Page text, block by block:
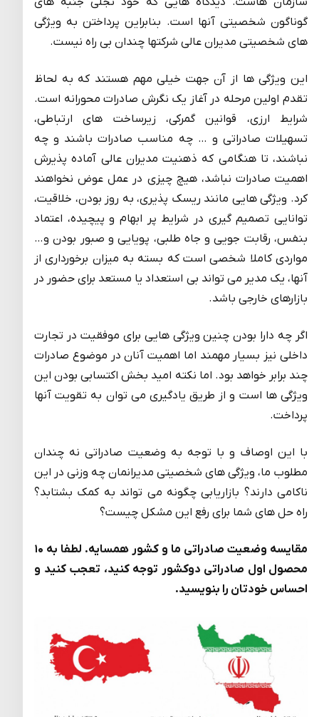
گوناگون شخصیتی آنها است. بنابراین پرداختن به ویژگی
های شخصیتی مدیران عالی شرکتها چندان بی راه نیست.
این ویژگی ها از آن جهت خیلی مهم هستند که به لحاظ
تقدم اولین مرحله در آغاز یک نگرش صادرات محورانه است.
شرایط ارزی، قوانین گمرکی، زیرساخت های ارتباطی،
تسهیلات صادراتی و … چه مناسب صادرات باشند و چه
نباشند، تا هنگامی که ذهنیت مدیران عالی آماده پذیرش
اهمیت صادرات نباشد، هیچ چیزی در عمل عوض نخواهند
کرد. ویژگی هایی مانند ریسک پذیری، به روز بودن، خلاقیت،
توانایی تصمیم گیری در شرایط پر ابهام و پیچیده، اعتماد
بنفس، رقابت جویی و جاه طلبی، پویایی و صبور بودن و…
مواردی کاملا شخصی است که بسته به میزان برخورداری از
آنها، یک مدیر می تواند بی استعداد یا مستعد برای حضور در
بازارهای خارجی باشد.
اگر چه دارا بودن چنین ویژگی هایی برای موفقیت در تجارت
داخلی نیز بسیار مهمند اما اهمیت آنان در موضوع صادرات
چند برابر خواهد بود. اما نکته امید بخش اکتسابی بودن این
ویژگی ها است و از طریق یادگیری می توان به تقویت آنها
پرداخت.
با این اوصاف و با توجه به وضعیت صادراتی نه چندان
مطلوب ما، ویژگی های شخصیتی مدیرانمان چه وزنی در این
ناکامی دارند؟ بازاریابی چگونه می تواند به کمک بشتابد؟
راه حل های شما برای رفع این مشکل چیست؟
مقایسه وضعیت صادراتی ما و کشور همسایه. لطفا به ۱۰
محصول اول صادراتی دوکشور توجه کنید، تعجب کنید و
احساس خودتان را بنویسید.